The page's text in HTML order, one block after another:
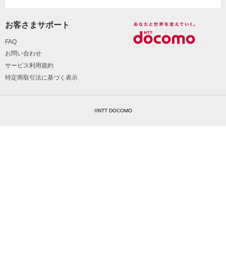
お客さまサポート
FAQ
お問い合わせ
サービス利用規約
特定商取引法に基づく表示
©NTT DOCOMO